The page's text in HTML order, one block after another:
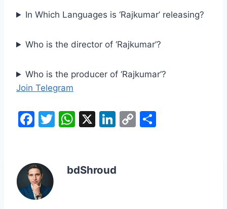
In Which Languages is ‘Rajkumar’ releasing?
Who is the director of ‘Rajkumar’?
Who is the producer of ‘Rajkumar’?
Join Telegram
F
e
b
o
T
er
W
s
X
Li
e
C
bdShroud